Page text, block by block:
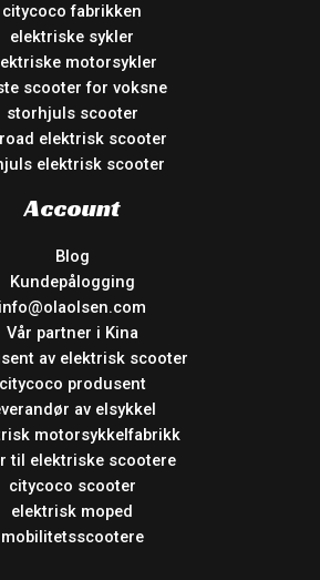
citycoco fabrikken
elektriske sykler
motorsykler
scooter for voksne
storhjuls scooter
elektrisk scooter
elektrisk scooter
Account
Blog
Kundepålogging
info@olaolsen.com
Vår partner i Kina
av elektrisk scooter
citycoco produsent
av elsykkel
motorsykkelfabrikk
til elektriske scootere
citycoco scooter
elektrisk moped
mobilitetsscootere